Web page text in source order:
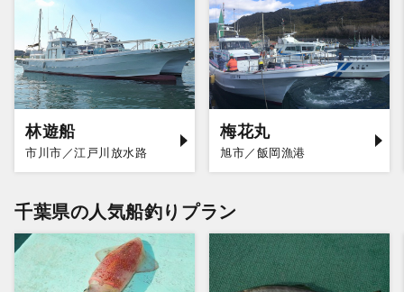
林遊船
市川市／江戸川放水路
梅花丸
旭市／飯岡漁港
千葉県の人気船釣りプラン